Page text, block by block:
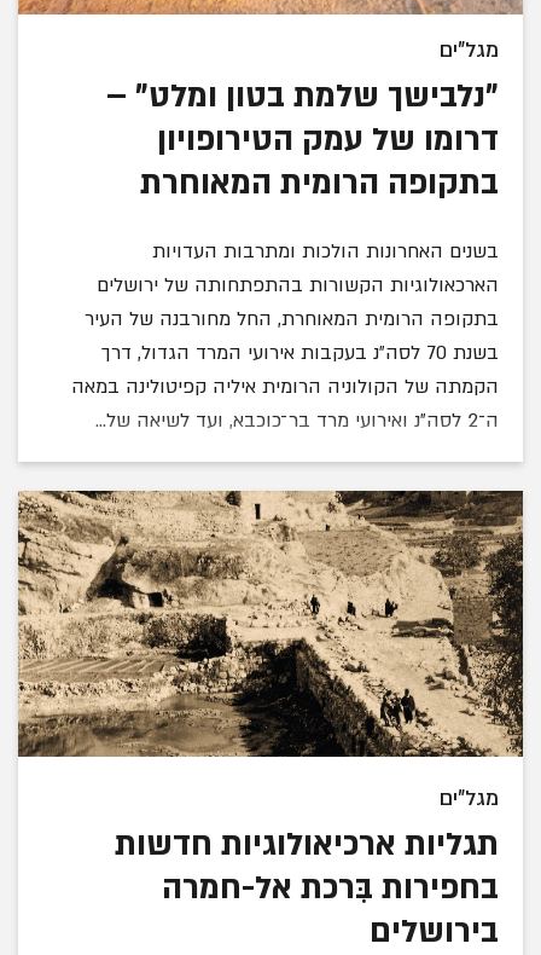
מגל"ים
"נלבישך שלמת בטון ומלט" –
דרומו של עמק הטירופויון
בתקופה הרומית המאוחרת
בשנים האחרונות הולכות ומתרבות העדויות
הארכאולוגיות הקשורות בהתפתחותה של ירושלים
בתקופה הרומית המאוחרת, החל מחורבנה של העיר
בשנת 70 לסה״נ בעקבות אירועי המרד הגדול, דרך
הקמתה של הקולוניה הרומית איליה קפיטולינה במאה
ה־2 לסה״נ ואירועי מרד בר־כוכבא, ועד לשיאה של...
מגל"ים
תגליות ארכיאולוגיות חדשות
בחפירות בִּּרכת אל-חמרה
בירושלים